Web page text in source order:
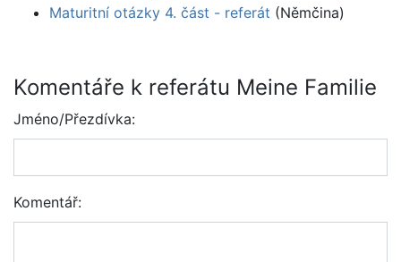
Maturitní otázky 4. část - referát (Němčina)
Komentáře k referátu Meine Familie
Jméno/Přezdívka:
Komentář: